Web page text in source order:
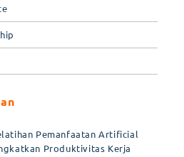
Pemanfaatan Artificial
Produktivitas Kerja